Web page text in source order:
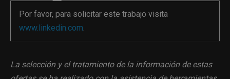
Por favor, para solicitar este trabajo visita
www.linkedin.com.
La selección y el tratamiento de la información de estas